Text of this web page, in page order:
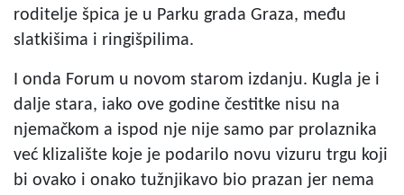
roditelje špica je u Parku grada Graza, među
slatkišima i ringišpilima.
I onda Forum u novom starom izdanju. Kugla je i
dalje stara, iako ove godine čestitke nisu na
njemačkom a ispod nje nije samo par prolaznika
već klizalište koje je podarilo novu vizuru trgu koji
bi ovako i onako tužnjikavo bio prazan jer nema